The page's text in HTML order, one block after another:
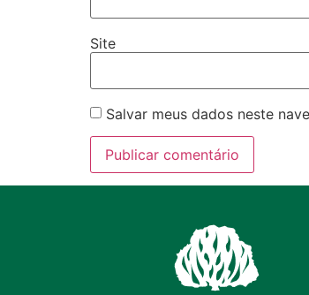
Site
Salvar meus dados neste